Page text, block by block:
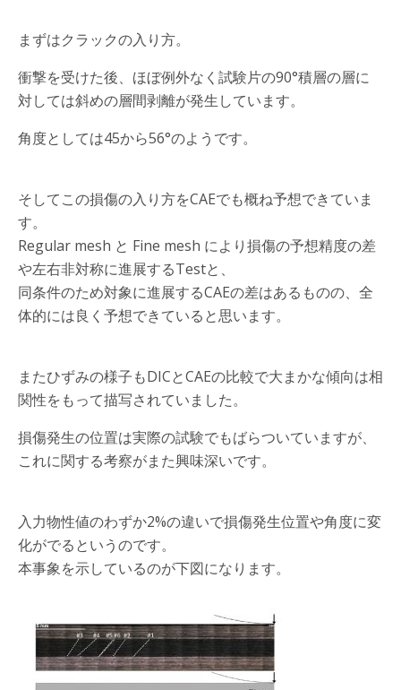
まずはクラックの入り方。
衝撃を受けた後、ほぼ例外なく試験片の90°積層の層に
対しては斜めの層間剥離が発生しています。
角度としては45から56°のようです。
そしてこの損傷の入り方をCAEでも概ね予想できていま
す。
Regular mesh と Fine mesh により損傷の予想精度の差
や左右非対称に進展するTestと、
同条件のため対象に進展するCAEの差はあるものの、全
体的には良く予想できていると思います。
またひずみの様子もDICとCAEの比較で大まかな傾向は相
関性をもって描写されていました。
損傷発生の位置は実際の試験でもばらついていますが、
これに関する考察がまた興味深いです。
入力物性値のわずか2%の違いで損傷発生位置や角度に変
化がでるというのです。
本事象を示しているのが下図になります。